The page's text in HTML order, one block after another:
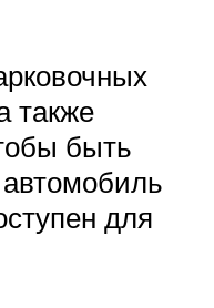
также
быть
для